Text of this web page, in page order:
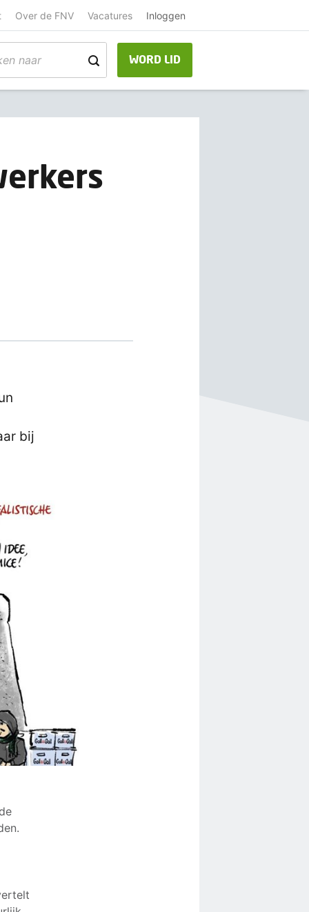
Over de FNV Vacatures Inloggen
WORD LID
bij